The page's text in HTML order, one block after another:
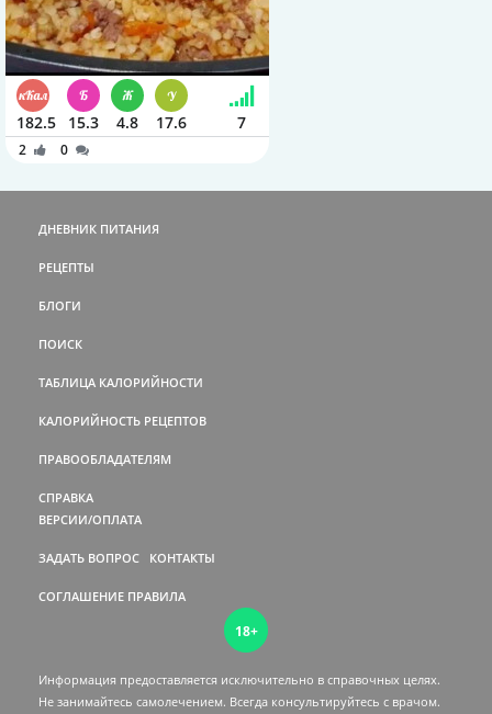
182.5 15.3 4.8 17.6 7
2 0
ДНЕВНИК ПИТАНИЯ
РЕЦЕПТЫ
БЛОГИ
ПОИСК
ТАБЛИЦА КАЛОРИЙНОСТИ
КАЛОРИЙНОСТЬ РЕЦЕПТОВ
ПРАВООБЛАДАТЕЛЯМ
СПРАВКА
ВЕРСИИ/ОПЛАТА
ЗАДАТЬ ВОПРОС КОНТАКТЫ
СОГЛАШЕНИЕ ПРАВИЛА
18+
Информация предоставляется исключительно в справочных целях.
Не занимайтесь самолечением. Всегда консультируйтесь c врачом.